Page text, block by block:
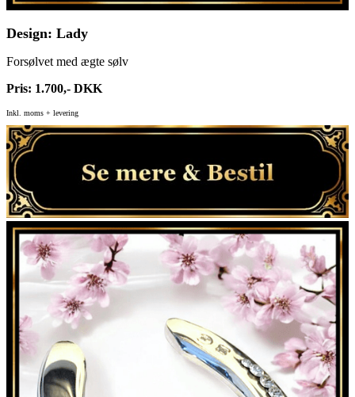
Design: Lady
Forsølvet med ægte sølv
Pris: 1.700,- DKK
Inkl. moms + levering